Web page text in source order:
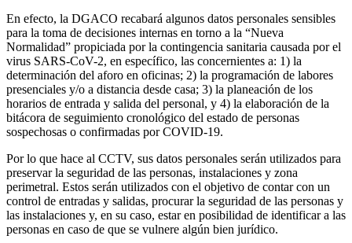
En efecto, la DGACO recabará algunos datos personales sensibles
para la toma de decisiones internas en torno a la “Nueva
Normalidad” propiciada por la contingencia sanitaria causada por el
virus SARS-CoV-2, en específico, las concernientes a: 1) la
determinación del aforo en oficinas; 2) la programación de labores
presenciales y/o a distancia desde casa; 3) la planeación de los
horarios de entrada y salida del personal, y 4) la elaboración de la
bitácora de seguimiento cronológico del estado de personas
sospechosas o confirmadas por COVID-19.
Por lo que hace al CCTV, sus datos personales serán utilizados para
preservar la seguridad de las personas, instalaciones y zona
perimetral. Estos serán utilizados con el objetivo de contar con un
control de entradas y salidas, procurar la seguridad de las personas y
las instalaciones y, en su caso, estar en posibilidad de identificar a las
personas en caso de que se vulnere algún bien jurídico.